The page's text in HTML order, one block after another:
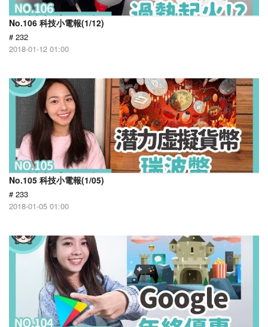
No.106 科技小電報(1/12)
# 232
2018-01-12 01:00
No.105 科技小電報(1/05)
# 233
2018-01-05 01:00